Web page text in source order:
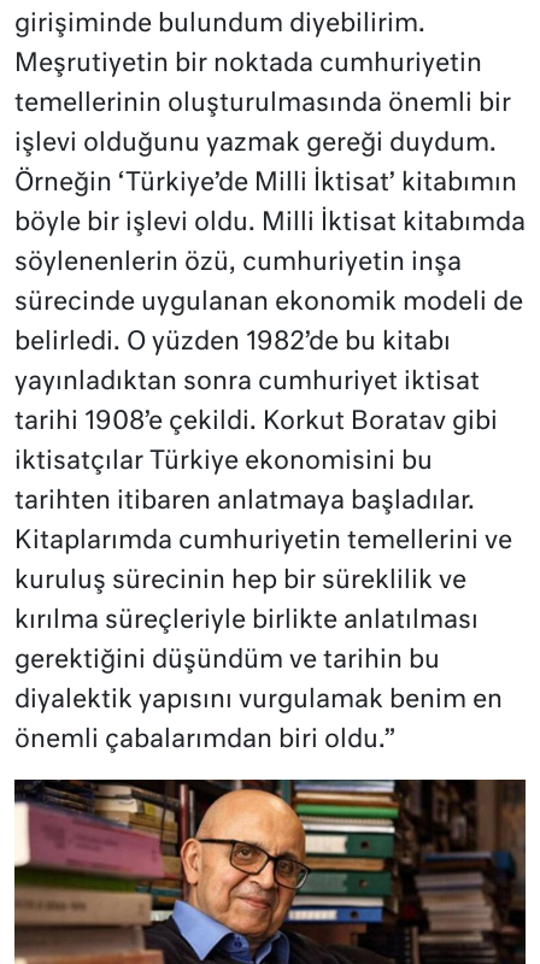
girişiminde bulundum diyebilirim.
Meşrutiyetin bir noktada cumhuriyetin
temellerinin oluşturulmasında önemli bir
işlevi olduğunu yazmak gereği duydum.
Örneğin ‘Türkiye’de Milli İktisat’ kitabımın
böyle bir işlevi oldu. Milli İktisat kitabımda
söylenenlerin özü, cumhuriyetin inşa
sürecinde uygulanan ekonomik modeli de
belirledi. O yüzden 1982’de bu kitabı
yayınladıktan sonra cumhuriyet iktisat
tarihi 1908’e çekildi. Korkut Boratav gibi
iktisatçılar Türkiye ekonomisini bu
tarihten itibaren anlatmaya başladılar.
Kitaplarımda cumhuriyetin temellerini ve
kuruluş sürecinin hep bir süreklilik ve
kırılma süreçleriyle birlikte anlatılması
gerektiğini düşündüm ve tarihin bu
diyalektik yapısını vurgulamak benim en
önemli çabalarımdan biri oldu.”